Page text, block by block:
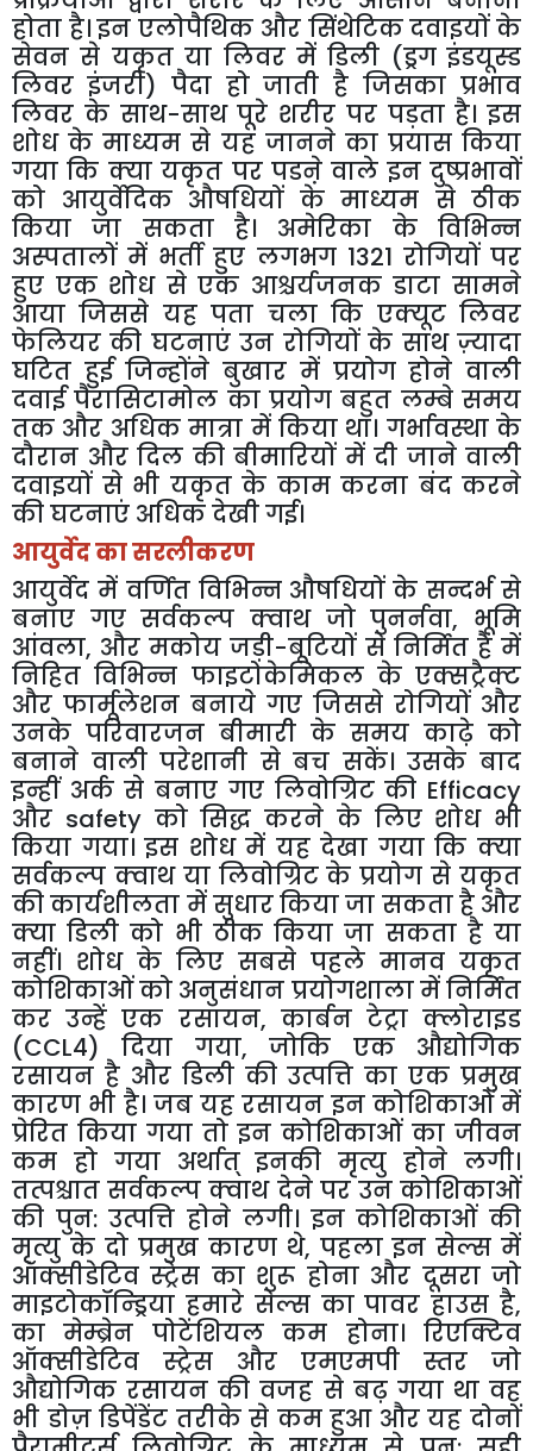
होता है। इन एलोपैथिक और सिंथेटिक दवाइयों के
सेवन से यकृत या लिवर में डिली (ड्रग इंडयूस्ड
लिवर इंजरी) पैदा हो जाती है जिसका प्रभाव
लिवर के साथ-साथ पूरे शरीर पर पड़ता है। इस
शोध के माध्यम से यह जानने का प्रयास किया
गया कि क्या यकृत पर पडऩे वाले इन दुष्प्रभावों
को आयुर्वेदिक औषधियों के माध्यम से ठीक
किया जा सकता है। अमेरिका के विभिन्न
अस्पतालों में भर्ती हुए लगभग 1321 रोगियों पर
हुए एक शोध से एक आश्चर्यजनक डाटा सामने
आया जिससे यह पता चला कि एक्यूट लिवर
फेलियर की घटनाएं उन रोगियों के साथ ज़्यादा
घटित हुई जिन्होंने बुखार में प्रयोग होने वाली
दवाई पैरासिटामोल का प्रयोग बहुत लम्बे समय
तक और अधिक मात्रा में किया था। गर्भावस्था के
दौरान और दिल की बीमारियों में दी जाने वाली
दवाइयों से भी यकृत के काम करना बंद करने
की घटनाएं अधिक देखी गई।
आयुर्वेद का सरलीकरण
आयुर्वेद में वर्णित विभिन्न औषधियों के सन्दर्भ से
बनाए गए सर्वकल्प क्वाथ जो पुनर्नवा, भूमि
आंवला, और मकोय जड़ी-बूटियों से निर्मित हैं में
निहित विभिन्न फाइटोकेमिकल के एक्सट्रैक्ट
और फार्मूलेशन बनाये गए जिससे रोगियों और
उनके परिवारजन बीमारी के समय काढ़े को
बनाने वाली परेशानी से बच सकें। उसके बाद
इन्हीं अर्क से बनाए गए लिवोग्रिट की Efficacy
और safety को सिद्ध करने के लिए शोध भी
किया गया। इस शोध में यह देखा गया कि क्या
सर्वकल्प क्वाथ या लिवोग्रिट के प्रयोग से यकृत
की कार्यशीलता में सुधार किया जा सकता है और
क्या डिली को भी ठीक किया जा सकता है या
नहीं। शोध के लिए सबसे पहले मानव यकृत
कोशिकाओं को अनुसंधान प्रयोगशाला में निर्मित
कर उन्हें एक रसायन, कार्बन टेट्रा क्लोराइड
(CCL4) दिया गया, जोकि एक औद्योगिक
रसायन है और डिली की उत्पत्ति का एक प्रमुख
कारण भी है। जब यह रसायन इन कोशिकाओं में
प्रेरित किया गया तो इन कोशिकाओं का जीवन
कम हो गया अर्थात् इनकी मृत्यु होने लगी।
तत्पश्चात सर्वकल्प क्वाथ देने पर उन कोशिकाओं
की पुन: उत्पत्ति होने लगी। इन कोशिकाओं की
मृत्यु के दो प्रमुख कारण थे, पहला इन सेल्स में
ऑक्सीडेटिव स्ट्रेस का शुरू होना और दूसरा जो
माइटोकॉन्ड्रिया हमारे सेल्स का पावर हाउस है,
का मेम्ब्रेन पोटेंशियल कम होना। रिएक्टिव
ऑक्सीडेटिव स्ट्रेस और एमएमपी स्तर जो
औद्योगिक रसायन की वजह से बढ़ गया था वह
भी डोज़ डिपेंडेंट तरीके से कम हुआ और यह दोनों